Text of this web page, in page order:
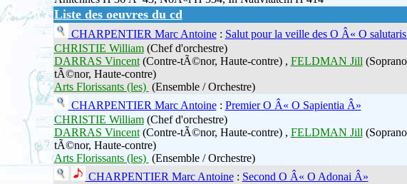
Liste des oeuvres du cd
CHARPENTIER Marc Antoine: Salut pour la veille des O Â« O
CHRISTIE William(Chef d'orchestre)
DARRAS Vincent(Contre-tÃ©nor, Haute-contre) , FELDMAN Jill
tÃ©nor, Haute-contre)
Arts Florissants (les) (Ensemble / Orchestre)
CHARPENTIER Marc Antoine: Premier O Â« O Sapientia Â»
CHRISTIE William(Chef d'orchestre)
DARRAS Vincent(Contre-tÃ©nor, Haute-contre) , FELDMAN Jill
tÃ©nor, Haute-contre)
Arts Florissants (les) (Ensemble / Orchestre)
CHARPENTIER Marc Antoine: Second O Â« O Adonai Â»